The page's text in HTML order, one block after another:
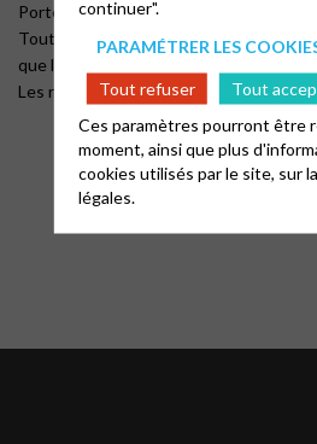
Portes-lès-Valence.
Tout jeune à partir de 14 ans, entrant
que les étudiants et jeunes actifs.
Les rencontres ont lieu le vendredi ou le
continuer".
PARAMÉTRER LES
Tout refuser
Tout
Ces paramètres pourront être
moment, ainsi que plus
cookies utilisés par le site, sur
légales.